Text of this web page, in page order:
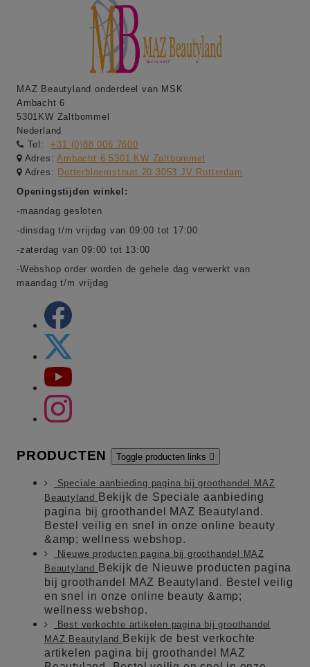
MAZ Beautyland onderdeel van MSK
Ambacht 6
5301KW Zaltbommel
Nederland
Tel:
+31 (0)88 006 7600
Adres:Ambacht 6 5301 KW Zaltbommel
Adres: Dotterbloemstraat 20 3053 JV Rotterdam
Openingstijden winkel:
-maandag gesloten
-dinsdag t/m vrijdag van 09:00 tot 17:00
-zaterdag van 09:00 tot 13:00
-Webshop order worden de gehele dag verwerkt van
maandag t/m vrijdag
PRODUCTEN Toggle producten links 
Speciale aanbieding pagina bij groothandel MAZ
Beautyland
Bekijk de Speciale aanbieding
pagina bij groothandel MAZ Beautyland.
Bestel veilig en snel in onze online beauty
&amp; wellness webshop.
Nieuwe producten pagina bij groothandel MAZ
Beautyland
Bekijk de Nieuwe producten pagina
bij groothandel MAZ Beautyland. Bestel veilig
en snel in onze online beauty &amp;
wellness webshop.
Best verkochte artikelen pagina bij groothandel
MAZ Beautyland
Bekijk de best verkochte
artikelen pagina bij groothandel MAZ